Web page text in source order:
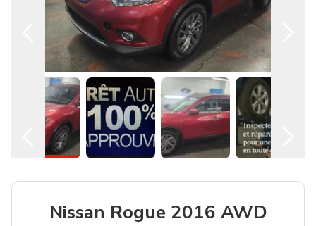
Contáctenos
Español
Nissan Rogue 2016 AWD